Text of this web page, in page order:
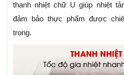
thanh nhiệt chữ U giúp nhiệt
đảm bảo thực phẩm được
trong.